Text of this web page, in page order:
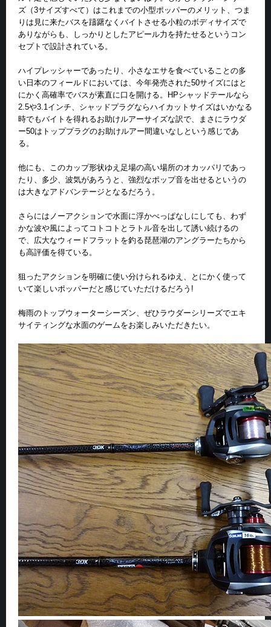
ズ（3サイズすべて）はこれまでの小型ポッパーのメリット、つま
りは見に来たバスを躊躇なくバイトさせる小粒のボディサイズで
ありながらも、しっかりとしたアピール力を持たせるというコン
セプトで設計されている。
ハイプレッシャーであったり、小さなエサを食べていることの多
い日本のフィールドにおいては、今年発売された50サイズにはと
にかく高確率でバスが素直に口を開ける。HPシャッドテールなら
2.5や3.1インチ、シャッドプラグならハイカットサイズはいかなる
時でもバイトを得れるお助けルアーサイズな訳で、まさにラウダ
ー50はトッププラグのお助けルアー間違いなしという感じであ
る。
他にも、このカップ形状ゆえ足場の高い場所のオカッパリであっ
たり、多少、波気があろうと、強烈なポップ音を出せるというの
は大きなアドバンテージとなるだろう。
さらにはノーアクションで水面に浮かべっぱなしにしても、わず
かな波や風によってコトコトとラトル音を出して誘い続けるの
で、広大なウィードフラットを釣る琵琶湖のアングラーたちから
も高評価を得ている。
狙ったアクションを明確に使い分けられるゆえ、とにかく使って
いて楽しいポッパーだと感じていただけるだろう!
梅雨のトップウォーターシーズン、ぜひラウダーシリーズでエキ
サイティングな水面のゲームをお楽しみいただきたい。